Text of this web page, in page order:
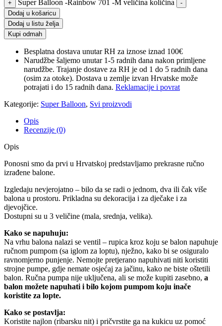
+ Super Balloon -Rainbow 701 -M veličina količina
-
Dodaj u košaricu
Dodaj u listu želja
Kupi odmah
Besplatna dostava unutar RH za iznose iznad 100€
Narudžbe šaljemo unutar 1-5 radnih dana nakon primljene
narudžbe. Trajanje dostave za RH je od 1 do 5 radnih dana
(osim za otoke). Dostava u zemlje izvan Hrvatske može
potrajati i do 15 radnih dana. Reklamacije i povrat
Kategorije: Super Balloon, Svi proizvodi
Opis
Recenzije (0)
Opis
Ponosni smo da prvi u Hrvatskoj predstavljamo prekrasne ručno
izrađene balone.
Izgledaju nevjerojatno – bilo da se radi o jednom, dva ili čak više
balona u prostoru. Prikladna su dekoracija i za dječake i za
djevojčice.
Dostupni su u 3 veličine (mala, srednja, velika).
Kako se napuhuju:
Na vrhu balona nalazi se ventil – rupica kroz koju se balon napuhuje
ručnom pumpom (sa iglom za loptu), nježno, kako bi se osiguralo
ravnomjerno punjenje. Nemojte pretjerano napuhivati niti koristiti
strojne pumpe, gdje nemate osjećaj za jačinu, kako ne biste oštetili
balon. Ručna pumpa nije uključena, ali se može kupiti zasebno, a
balon možete napuhati i bilo kojom pumpom koju inače
koristite za lopte.
Kako se postavlja:
Koristite najlon (ribarsku nit) i pričvrstite ga na kukicu uz pomoć